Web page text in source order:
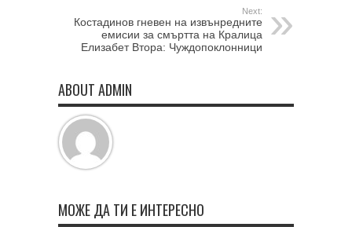
Next:
Костадинов гневен на извънредните
емисии за смъртта на Кралица
Елизабет Втора: Чуждопоклонници
ABOUT ADMIN
МОЖЕ ДА ТИ Е ИНТЕРЕСНО